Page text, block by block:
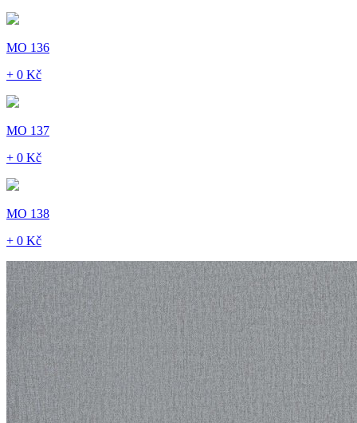
MO 136
+ 0 Kč
MO 137
+ 0 Kč
MO 138
+ 0 Kč